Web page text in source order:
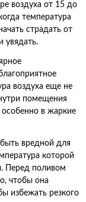
воздуха от 15 до
температура
страдать от
увядать.
воздуха еще не
помещения
особенно в жаркие
вредной для
которой
Перед поливом
чтобы она
избежать резкого